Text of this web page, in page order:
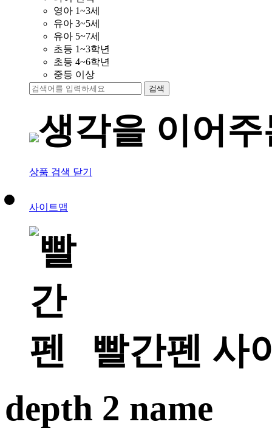
영아 1~3세
유아 3~5세
유아 5~7세
초등 1~3학년
초등 4~6학년
중등 이상
검색
생각을 이어
상품 검색 닫기
사이트맵
빨간펜 사
depth 2 name